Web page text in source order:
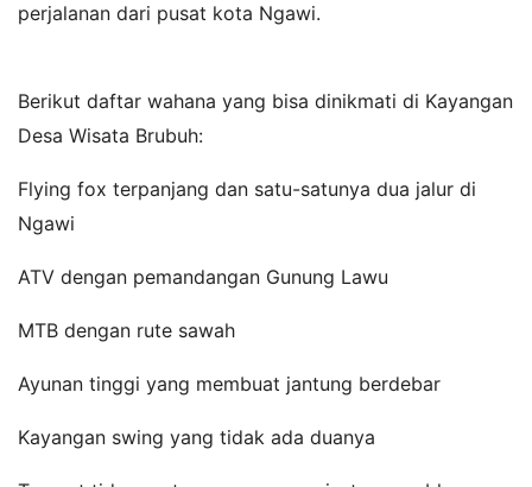
perjalanan dari pusat kota Ngawi.
Berikut daftar wahana yang bisa dinikmati di Kayangan
Desa Wisata Brubuh:
Flying fox terpanjang dan satu-satunya dua jalur di
Ngawi
ATV dengan pemandangan Gunung Lawu
MTB dengan rute sawah
Ayunan tinggi yang membuat jantung berdebar
Kayangan swing yang tidak ada duanya